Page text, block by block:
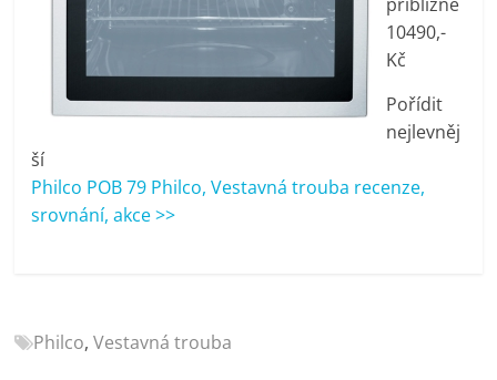
bazény
Nejlepší
elektronika
porovnání
Elektro
OK,
recenze,
mobilní
telefony,
10490,-
Kč
Pořídit
nejlevněj
ší
Philco POB 79 Philco, Vestavná trouba recenze,
srovnání, akce >>
Philco,Vestavná trouba